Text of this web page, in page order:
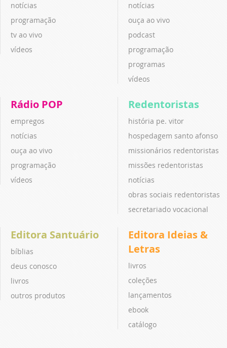
notícias
programação
tv ao vivo
vídeos
notícias
ouça ao vivo
podcast
programação
programas
vídeos
Rádio POP
empregos
notícias
ouça ao vivo
programação
vídeos
Redentoristas
história pe. vitor
hospedagem santo afonso
missionários redentoristas
missões redentoristas
notícias
obras sociais redentoristas
secretariado vocacional
Editora Santuário
bíblias
deus conosco
livros
outros produtos
Editora Ideias &
Letras
livros
coleções
lançamentos
ebook
catálogo